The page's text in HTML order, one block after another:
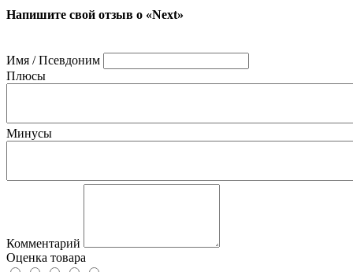
Напишите свой отзыв о «Next»
Имя / Псевдоним
Плюсы
Минусы
Комментарий
Оценка товара